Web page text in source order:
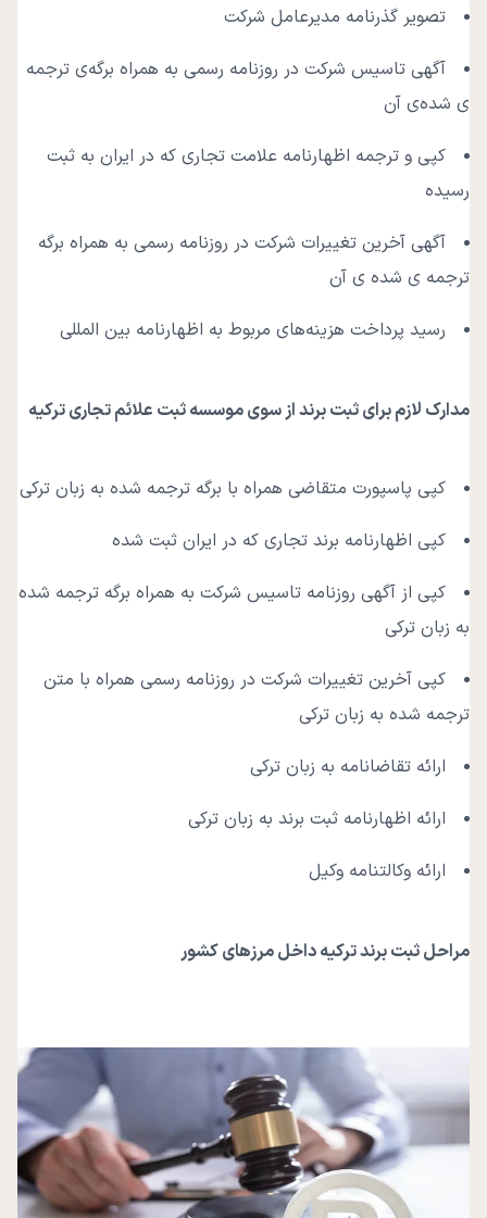
تصویر گذرنامه مدیرعامل شرکت
آگهی تاسیس شرکت در روزنامه رسمی به همراه برگه‌ی ترجمه
ی شده‌ی آن
کپی و ترجمه اظهارنامه علامت تجاری که در ایران به ثبت
رسیده
آگهی آخرین تغییرات شرکت در روزنامه رسمی به همراه برگه
ترجمه ی شده ی آن
رسید پرداخت هزینه‌های مربوط به اظهارنامه بین المللی
مدارک لازم برای ثبت برند از سوی موسسه ثبت علائم تجاری ترکیه
کپی پاسپورت متقاضی همراه با برگه ترجمه شده به زبان ترکی
کپی اظهارنامه برند تجاری که در ایران ثبت شده
کپی از آگهی روزنامه تاسیس شرکت به همراه برگه ترجمه شده
به زبان ترکی
کپی آخرین تغییرات شرکت در روزنامه رسمی همراه با متن
ترجمه شده به زبان ترکی
ارائه تقاضانامه به زبان ترکی
ارائه اظهارنامه ثبت برند به زبان ترکی
ارائه وکالتنامه وکیل
مراحل ثبت برند ترکیه داخل مرزهای کشور